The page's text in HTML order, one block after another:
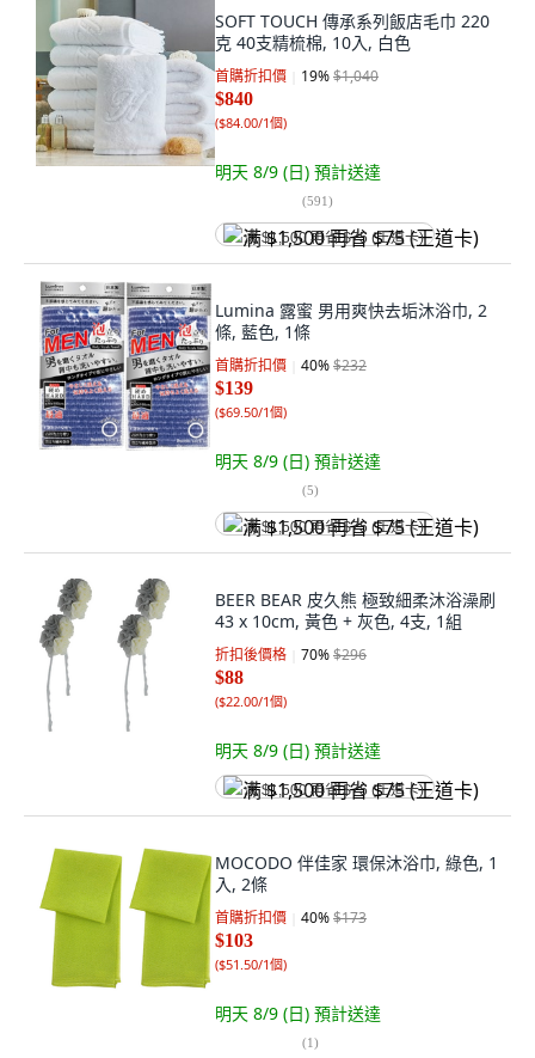
SOFT TOUCH 傳承系列飯店毛巾 220
克 40支精梳棉, 10入, 白色
首購折扣價 19%$1,040
$840
($84.00/1個)
明天 8/9 (日) 預計送達
(591)
满 $1,500 再省 $75 (王道卡)
Lumina 露蜜 男用爽快去垢沐浴巾, 2
條, 藍色, 1條
首購折扣價 40%$232
$139
($69.50/1個)
明天 8/9 (日) 預計送達
(5)
满 $1,500 再省 $75 (王道卡)
BEER BEAR 皮久熊 極致細柔沐浴澡刷
43 x 10cm, 黃色 + 灰色, 4支, 1組
折扣後價格 70%$296
$88
($22.00/1個)
明天 8/9 (日) 預計送達
满 $1,500 再省 $75 (王道卡)
MOCODO 伴佳家 環保沐浴巾, 綠色, 1
入, 2條
首購折扣價 40%$173
$103
($51.50/1個)
明天 8/9 (日) 預計送達
(1)